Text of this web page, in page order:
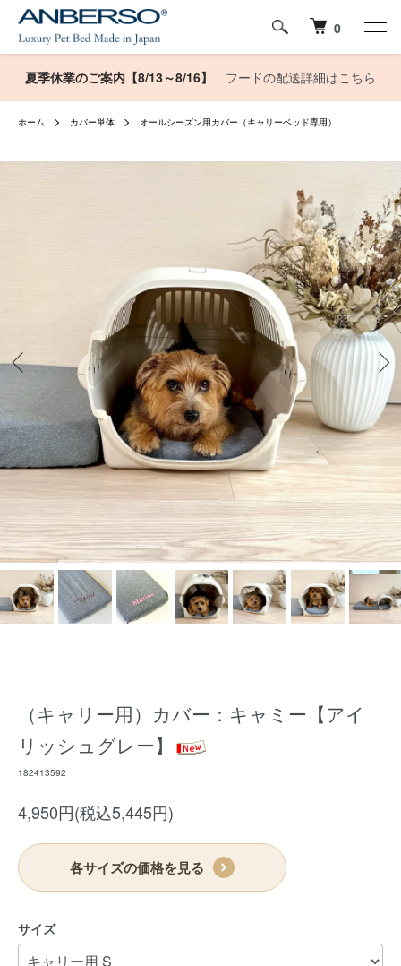
0
夏季休業のご案内【8/13～8/16】 フードの配送詳細はこちら
ホーム カバー単体 オールシーズン用カバー（キャリーベッド専用）
（キャリー用）カバー：キャミー【アイ
リッシュグレー】
182413592
4,950円(税込5,445円)
各サイズの価格を見る
サイズ